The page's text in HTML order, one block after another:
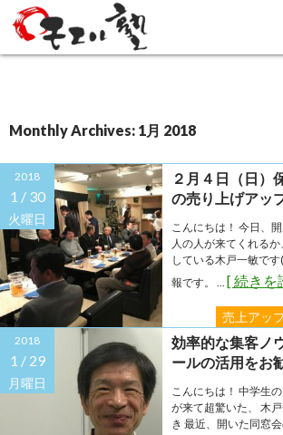
Search
SKIP
TO
Monthly Archives: 1月 2018
2018
1 / 30
火曜日
売上アッ
２月４日（日）
の売り上げアッ
お知らせです！
こんにちは！ 今日、
人の人が来てくれる
している木戸一敏で
報です。 ... [ 続きを
2018
1 / 29
月曜日
効率的な集客ノ
ールの活用をお
こんにちは！ 中学生
が来て超驚いた、 木
き 最近、開いた同窓